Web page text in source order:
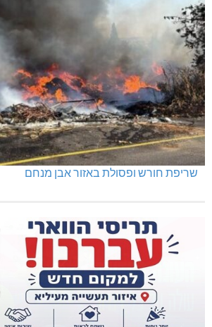
שריפת חורש ופסולת באזור אבן מנחם